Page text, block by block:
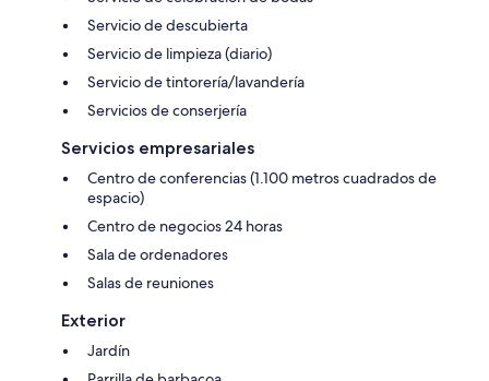
Servicio de descubierta
Servicio de limpieza (diario)
Servicio de tintorería/lavandería
Servicios de conserjería
Servicios empresariales
Centro de conferencias (1.100 metros cuadrados de
espacio)
Centro de negocios 24 horas
Sala de ordenadores
Salas de reuniones
Exterior
Jardín